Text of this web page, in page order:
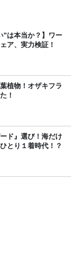
”は本当か？】ワー
ア、実力検証！
植物！オザキフラ
！
ド』選び！海だけ
とり１着時代！？